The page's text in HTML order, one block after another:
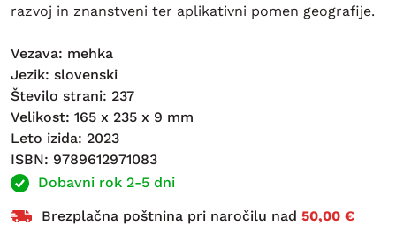
razvoj in znanstveni ter aplikativni pomen geografije.
Vezava: mehka
Jezik: slovenski
Število strani: 237
Velikost: 165 x 235 x 9 mm
Leto izida: 2023
ISBN: 9789612971083
Dobavni rok 2-5 dni
Brezplačna poštnina pri naročilu nad 50,00 €